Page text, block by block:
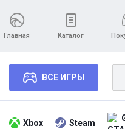
Главная Каталог
ВСЕ ИГРЫ
Xbox Steam